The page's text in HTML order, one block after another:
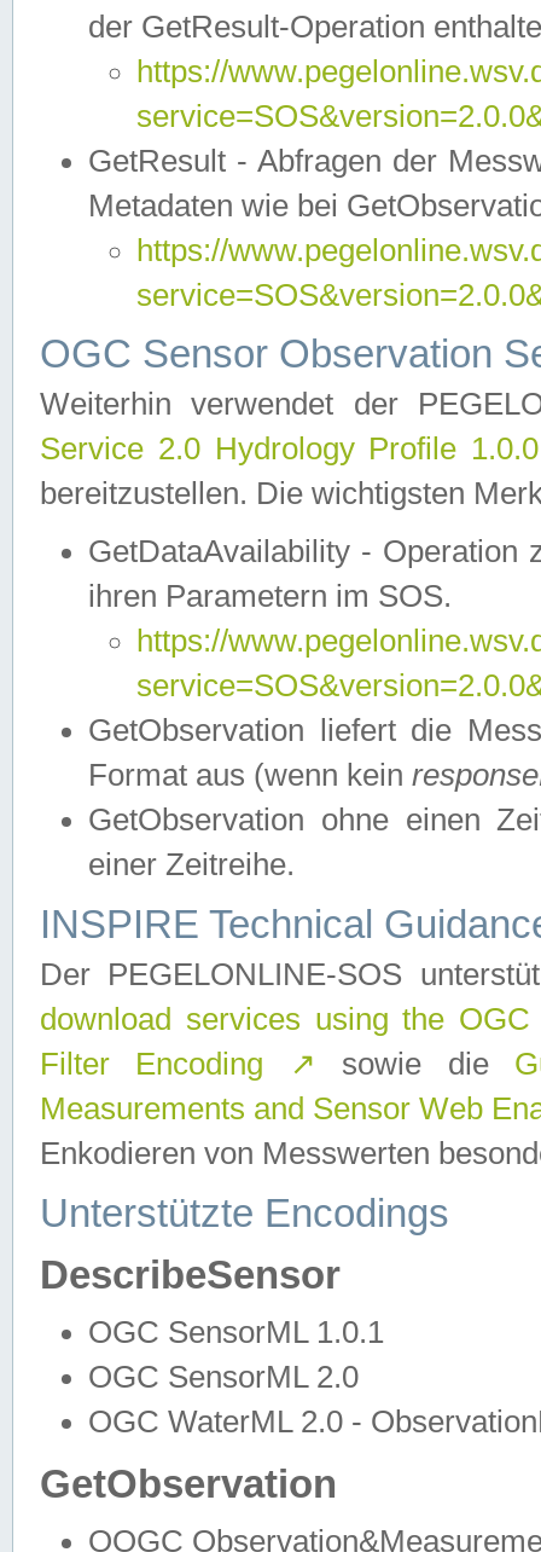
der GetResult-Operation
https://
GetResult - Abfragen der
Metadaten wie bei
https://
OGC Sensor Observation
Weiterhin verwendet der
Service 2.0 Hydrology Profile
bereitzustellen. Die wichtigsten
GetDataAvailability - Operation
ihren Parametern im SOS.
https://
GetObservation liefert die
Format aus (wenn kein
GetObservation ohne einen
einer Zeitreihe.
INSPIRE Technical
Der PEGELONLINE-SOS
download services using the
Filter Encoding
↗ sowie die
Measurements and Sensor Web
Enkodieren von Messwerten
Unterstützte Encodings
DescribeSensor
OGC SensorML 1.0.1
OGC SensorML 2.0
OGC WaterML 2.0 -
GetObservation
OOGC